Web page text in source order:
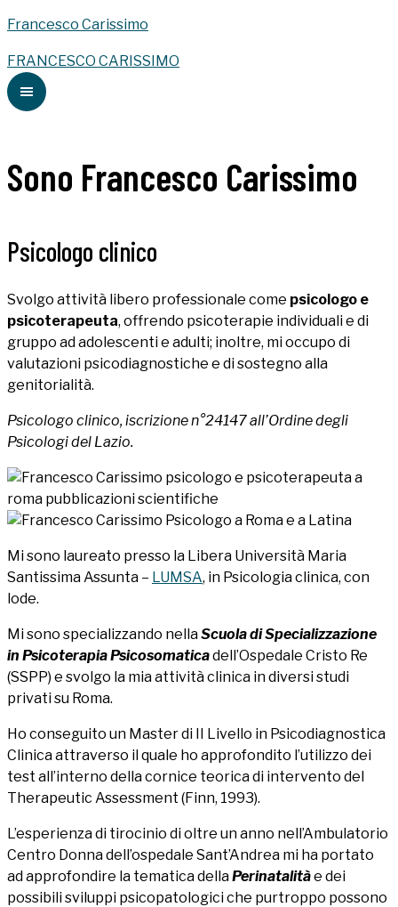
Francesco Carissimo
FRANCESCO CARISSIMO
Sono Francesco Carissimo
Psicologo clinico
Svolgo attività libero professionale come psicologo e
psicoterapeuta, offrendo psicoterapie individuali e di
gruppo ad adolescenti e adulti; inoltre, mi occupo di
valutazioni psicodiagnostiche e di sostegno alla
genitorialità.
Psicologo clinico, iscrizione n°24147 all’Ordine degli
Psicologi del Lazio.
Mi sono laureato presso la Libera Università Maria
Santissima Assunta – LUMSA, in Psicologia clinica, con
lode.
Mi sono specializzando nellaScuola di Specializzazione
in Psicoterapia Psicosomaticadell’Ospedale Cristo Re
(SSPP) e svolgo la mia attività clinica in diversi studi
privati su Roma.
Ho conseguito un Master di II Livello in Psicodiagnostica
Clinica attraverso il quale ho approfondito l’utilizzo dei
test all’interno della cornice teorica di intervento del
Therapeutic Assessment (Finn, 1993).
L’esperienza di tirocinio di oltre un anno nell’Ambulatorio
Centro Donna dell’ospedale Sant’Andrea mi ha portato
ad approfondire la tematica dellaPerinatalitàe dei
possibili sviluppi psicopatologici che purtroppo possono